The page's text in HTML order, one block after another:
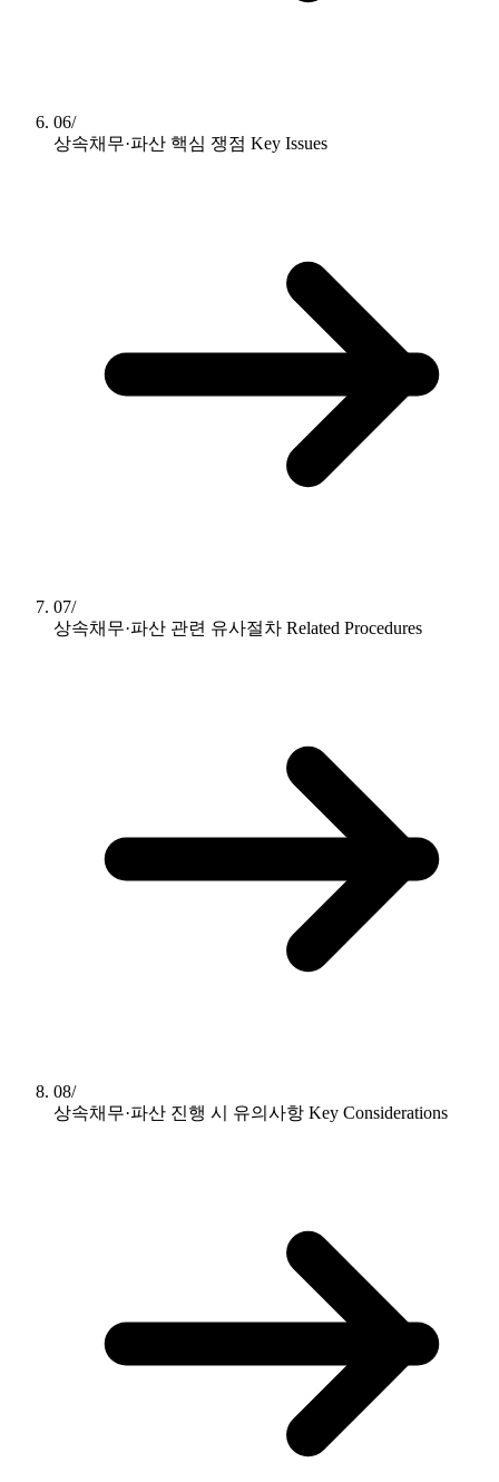
06/
상속채무·파산 핵심 쟁점 Key Issues
07/
상속채무·파산 관련 유사절차 Related Procedures
08/
상속채무·파산 진행 시 유의사항 Key Considerations